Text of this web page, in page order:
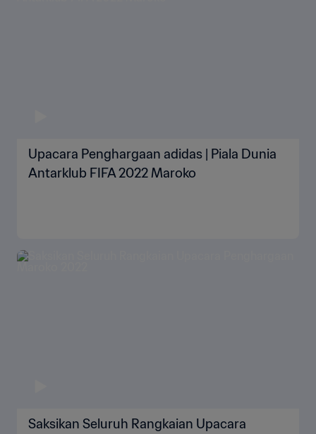
Upacara Penghargaan adidas | Piala Dunia
Antarklub FIFA 2022 Maroko
Saksikan Seluruh Rangkaian Upacara